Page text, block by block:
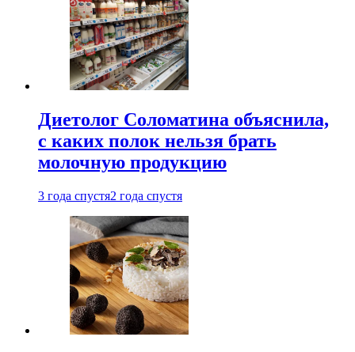
Диетолог Соломатина объяснила,
с каких полок нельзя брать
молочную продукцию
3 года спустя2 года спустя